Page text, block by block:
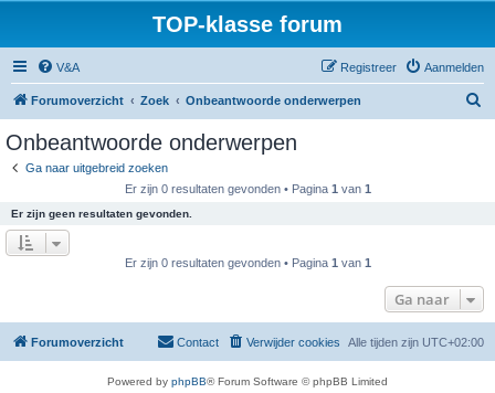
TOP-klasse forum
V&A Aanmelden
Registreer
Forumoverzicht Zoek Onbeantwoorde onderwerpen
Onbeantwoorde onderwerpen
Ga naar uitgebreid zoeken
Er zijn 0 resultaten gevonden • Pagina 1 van 1
Er zijn geen resultaten gevonden.
Er zijn 0 resultaten gevonden • Pagina 1 van 1
Ga naar
Forumoverzicht Alle tijden zijn UTC+02:00
Verwijder cookies
Contact
Powered by phpBB® Forum Software © phpBB Limited